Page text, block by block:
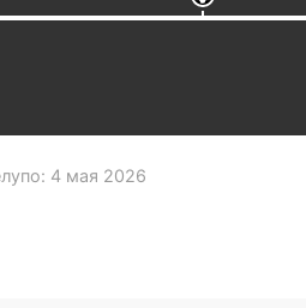
: 4 мая 2026